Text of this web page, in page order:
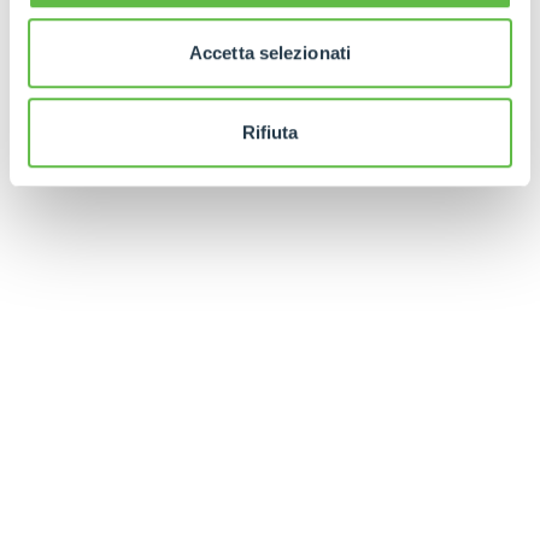
Accetta selezionati
Rifiuta
DESCUBRE MÁS